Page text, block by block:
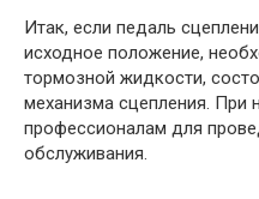
Итак, если педаль
исходное положение,
тормозной жидкости,
механизма сцепления. При
профессионалам для
обслуживания.